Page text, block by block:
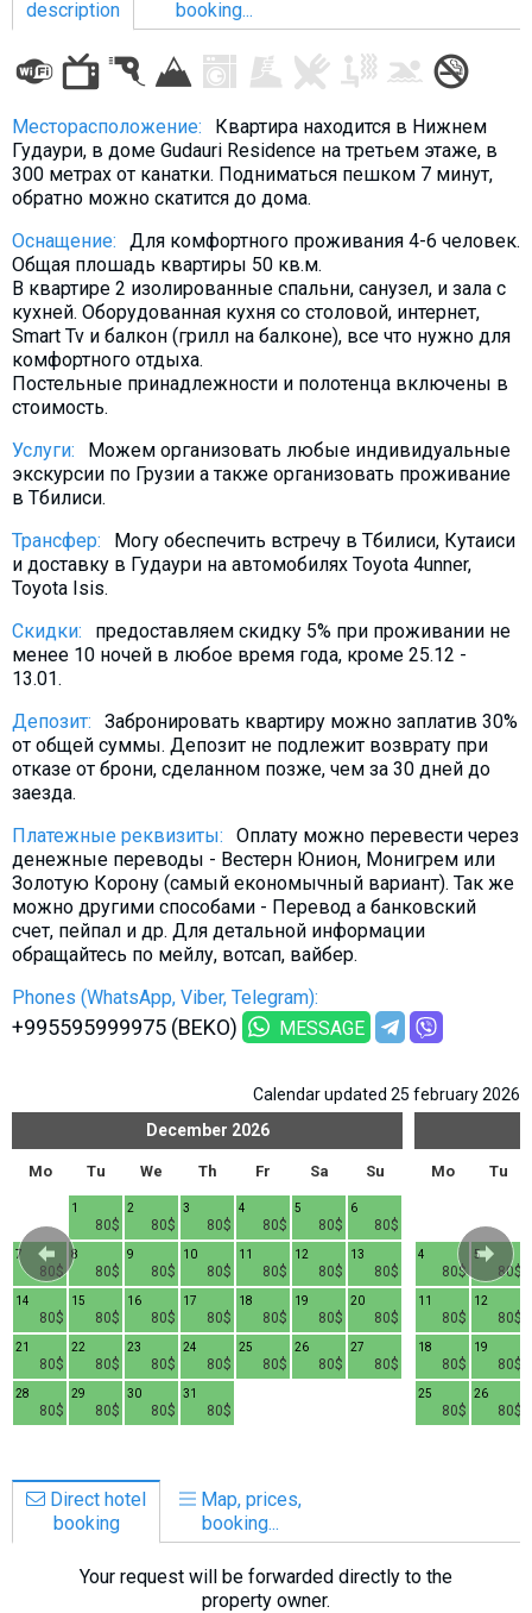
description
booking...
Месторасположение:
Квартира находится в Нижнем
Гудаури, в домe Gudauri Residence на третьем этаже, в
300 метрах от канатки. Подниматься пешком 7 минут,
обратно можно скатится до дома.
Оснащение:
Для комфортного проживания 4-6 человек.
Общая плошадь квартиры 50 кв.м.
В квартире 2 изолированные спальни, санузел, и залa с
кухней. Оборудованная кухня со столовой, интернет,
Smart Tv и балкон (грилл на балконе), все что нужно для
комфортного отдыха.
Постельные принадлежности и полотенца включены в
стоимость.
Услуги:
Можем организовать любые индивидуальные
экскурсии по Грузии а также организовать проживание
в Тбилиси.
Трансфер:
Могу обеспечить встречу в Тбилиси, Кутаиси
и доставку в Гудаури на автомобилях Toyota 4unner,
Toyota Isis.
Скидки:
предоставляем скидку 5% при проживании не
менее 10 ночей в любое время года, кроме 25.12 -
13.01.
Депозит:
Забронировать квартиру можно заплатив 30%
от общей суммы. Депозит не подлежит возврату при
отказе от брони, сделанном позже, чем за 30 дней до
заезда.
Платежные реквизиты:
Оплату можно перевести через
денежные переводы - Вестерн Юнион, Монигрем или
Золотую Корону (самый економычный вариант). Так же
можно другими способами - Перевод а банковский
счет, пейпал и др. Для детальной информации
обращайтесь по мейлу, вотсап, вайбер.
Phones (WhatsApp, Viber, Telegram):
+995595999975 (BEKO) MESSAGE
Calendar updated 25 february 2026
December 2026
Mo Tu We Th Fr Sa Su
80$
1
80$
2
80$
3
80$
4
80$
5
80$
6
80$
7
80$
8
80$
9
80$
10
80$
11
80$
12
80$
13
80$
14
80$
15
80$
16
80$
17
80$
18
80$
19
80$
20
80$
21
80$
22
80$
23
80$
24
80$
25
80$
26
80$
27
80$
28
80$
29
80$
30
80$
31
Mo Tu
80$
4
80$
5
80$
11
80$
12
80$
18
80$
19
80$
25
80$
26
Direct hotel
booking
Map, prices,
booking...
Your request will be forwarded directly to the
property owner.
LODGING
Apartments
Cottages
Hotels
% Hot deals
Long term rent
Kazbegi
Other
GEORGIA
About Georgia
What to drink?
Local money
Mobile phones
Gallery
Safety